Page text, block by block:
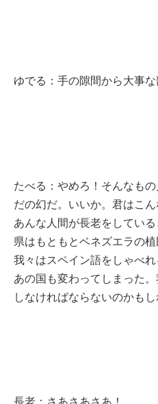
ゆでる：手の隙間から大事
たべる：やめろ！そんなも
だの幻だ。いいか。君はこん
あんな人間が長老をしてい
県はもともとベネズエラの
我々はスペイン語をしゃべ
あの国も変わってしまった
しなければならないのかもし
長老：さあさあさあ！